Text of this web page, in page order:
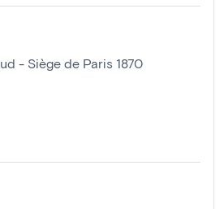
- Siège de Paris 1870